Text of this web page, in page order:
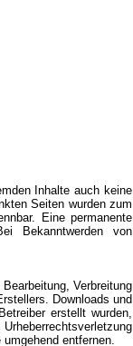
Inhalte auch keine
Seiten wurden zum
Eine permanente
Bekanntwerden von
Verbreitung
Downloads und
erstellt wurden,
entfernen.